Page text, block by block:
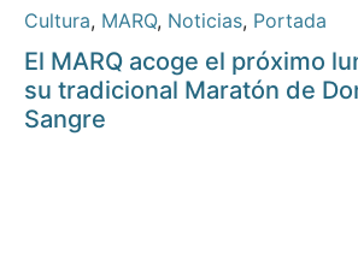
Cultura, MARQ, Noticias, Portada
El MARQ acoge el próximo
su tradicional Maratón de
Sangre